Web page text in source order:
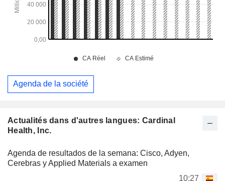
Actualités dans d'autres langues: Cardinal
Health, Inc.
Agenda de resultados de la semana: Cisco, Adyen,
Cerebras y Applied Materials a examen
10:27
Agenda de la société